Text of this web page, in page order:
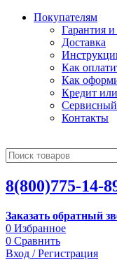
Покупателям
Гарантия и
Доставка
Как
Как
Кредит
Контакты
8(800)775-14-
Заказать обратный
0 Избранное
0 Сравнить
Вход / Регистрация